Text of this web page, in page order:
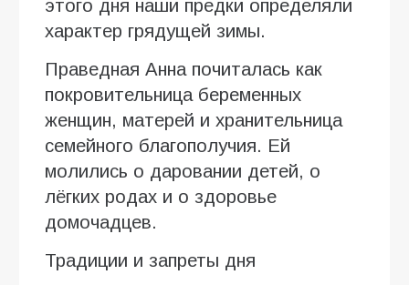
этого дня наши предки определяли
характер грядущей зимы.
Праведная Анна почиталась как
покровительница беременных
женщин, матерей и хранительница
семейного благополучия. Ей
молились о даровании детей, о
лёгких родах и о здоровье
домочадцев.
Традиции и запреты дня